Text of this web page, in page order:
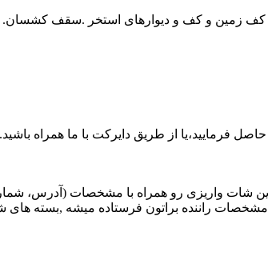
در کف زمین و کف و دیوارهای استخر .سقف
شات واریزی رو همراه با مشخصات (آدرس،
راننده براتون فرستاده میشه ,بسته